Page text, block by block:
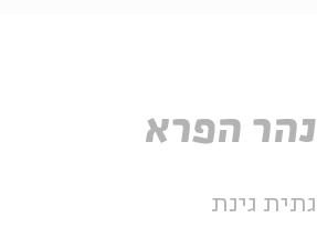
נהר הפרא
גתית גינת